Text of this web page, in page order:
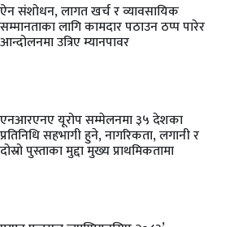
ऐन संशोधन, लागत खर्च र व्यावसायिक
सम्मानताका लागि कामदार पठाउन ठप्प पारेर
आन्दोलनमा उत्रिए म्यानपावर
एनआरएनए यूरोप सम्मेलनमा ३५ देशका
प्रतिनिधि सहभागी हुने, नागरिकता, लगानी र
दोस्रो पुस्ताका मुद्दा मुख्य प्राथमिकतामा